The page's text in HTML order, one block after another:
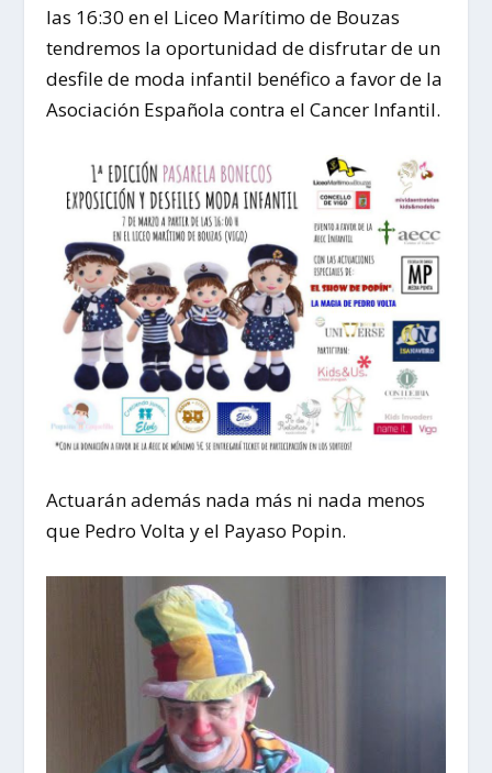
las 16:30 en el Liceo Marítimo de Bouzas
tendremos la oportunidad de disfrutar de un
desfile de moda infantil benéfico a favor de la
Asociación Española contra el Cancer Infantil.
Actuarán además nada más ni nada menos
que Pedro Volta y el Payaso Popin.